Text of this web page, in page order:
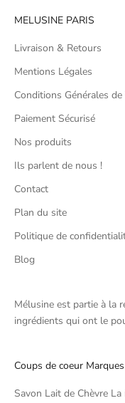
MELUSINE PARIS
Livraison & Retours
Mentions Légales
Conditions Générales
Paiement Sécurisé
Nos produits
Ils parlent de nous !
Contact
Plan du site
Politique de
Blog
Mélusine est partie à la
ingrédients qui ont le
Coups de coeur
Savon Lait de Chèvre